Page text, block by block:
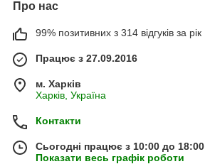
Про нас
99% позитивних з 314 відгуків за рік
Працює з 27.09.2016
м. Харків
Харків, Україна
Контакти
Сьогодні працює з 10:00 до 18:00
Показати весь графік роботи